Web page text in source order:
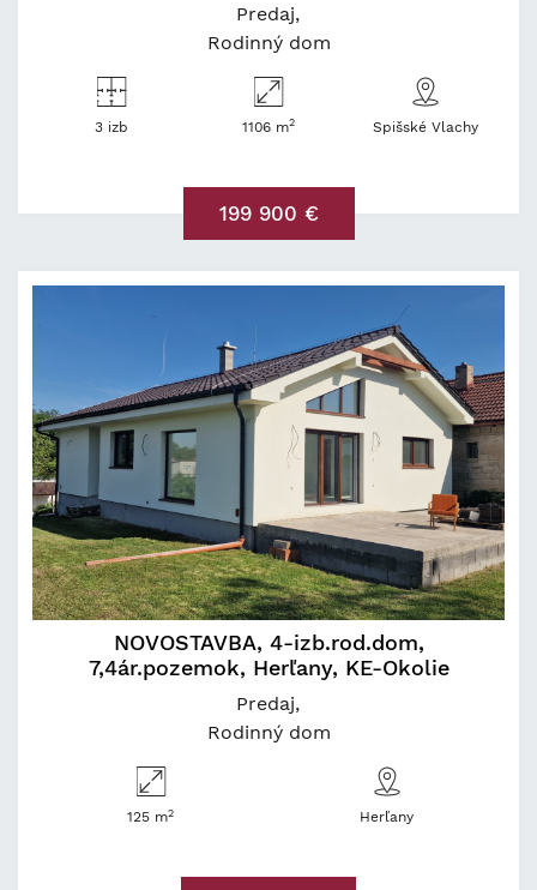
Predaj
Rodinný dom
3 izb 1106 m2 Spišské Vlachy
199 900 €
NOVOSTAVBA, 4-izb.rod.dom,
7,4ár.pozemok, Herľany, KE-Okolie
Predaj
Rodinný dom
125 m2 Herľany